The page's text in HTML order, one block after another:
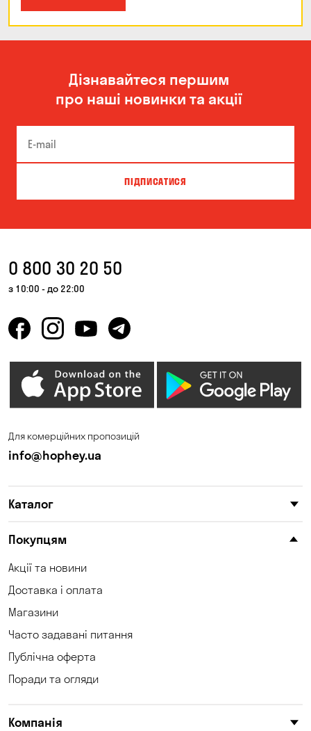
Дізнавайтеся першим
про наші новинки та акції
ПІДПИСАТИСЯ
0 800 30 20 50
з 10:00 - до 22:00
Для комерційних пропозицій
info@hophey.ua
Каталог
Покупцям
Акції та новини
Доставка і оплата
Магазини
Часто задавані питання
Публічна оферта
Поради та огляди
Компанія